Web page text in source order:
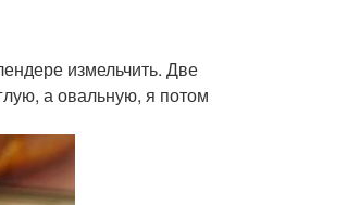
измельчить. Две
а овальную, я потом